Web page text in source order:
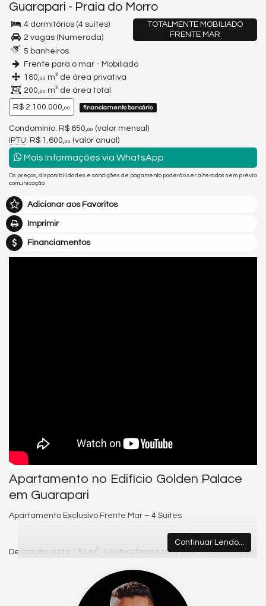
Guarapari - Praia do Morro
TOTALMENTE MOBILIADO
FRENTE MAR
4 dormitórios (4 suítes)
2 vagas (Numerada)
5 banheiros
Frente para o mar - Mobiliado
180,00 m² de área privativa
200,00 m² de área total
R$ 2.100.000,00 financiamento bancário
Condomínio: R$ 650, 00 (valor mensal)
IPTU: R$ 1.600, 00 (valor anual)
Mais Informações via WhatsApp
Os preços, disponibilidades e condições de pagamento poderão ser alterados sem prévia
comunicação.
Adicionar aos Favoritos
Imprimir
Financiamentos
Apartamento no Edifício Golden Palace
em Guarapari
Apartamento Exclusivo Frente Mar – 4 Suítes
Descrição curta 180 m², 4 suítes, frente total mar, 2 vagas, lazer,
Viva o privilégio de morar de frente total para o mar.
Um apartamento exclusivo, com 180 m² privativos, 4 suítes, 2 vagas
Continuar Lendo...